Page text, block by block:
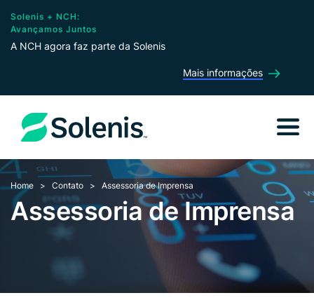
Solenis + NCH:
Avançamos Juntos
A NCH agora faz parte da Solenis
Mais informações
Home Contato Assessoria de Imprensa
Assessoria de Imprensa